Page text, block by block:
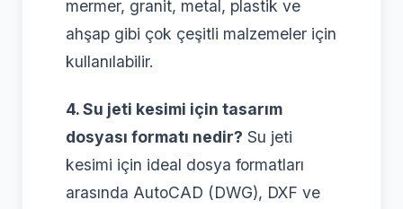
mermer, granit, metal, plastik ve
ahşap gibi çok çeşitli malzemeler için
kullanılabilir.
4. Su jeti kesimi için tasarım
dosyası formatı nedir? Su jeti
kesimi için ideal dosya formatları
arasında AutoCAD (DWG), DXF ve